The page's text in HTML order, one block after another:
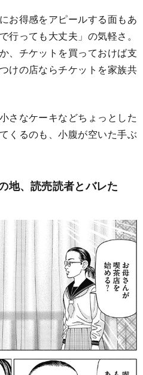
お得感をアピールする面もあ
行っても大丈夫」の気軽さ。
、チケットを買っておけば支
けの店ならチケットを家族共
さなケーキなどちょっとした
くるのも、小腹が空いた手ぶ
地、読売読者とバレた